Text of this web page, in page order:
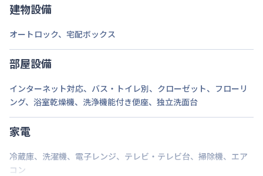
建物設備
オートロック、 宅配ボックス
部屋設備
インターネット対応、 バス・トイレ別、 クローゼット、 フローリ
ング、 浴室乾燥機、 洗浄機能付き便座、 独立洗面台
家電
冷蔵庫、 洗濯機、 電子レンジ、 テレビ・テレビ台、 掃除機、 エア
コン